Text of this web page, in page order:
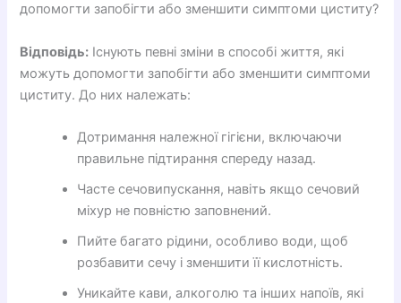
допомогти запобігти або зменшити симптоми циститу?
Відповідь: Існують певні зміни в способі життя, які
можуть допомогти запобігти або зменшити симптоми
циститу. До них належать:
Дотримання належної гігієни, включаючи
правильне підтирання спереду назад.
Часте сечовипускання, навіть якщо сечовий
міхур не повністю заповнений.
Пийте багато рідини, особливо води, щоб
розбавити сечу і зменшити її кислотність.
Уникайте кави, алкоголю та інших напоїв, які